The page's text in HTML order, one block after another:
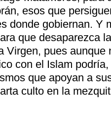
esos que
donde gobiernan. Y
que desaparezca
Virgen, pues
con el Islam
que apoyan a
culto en la